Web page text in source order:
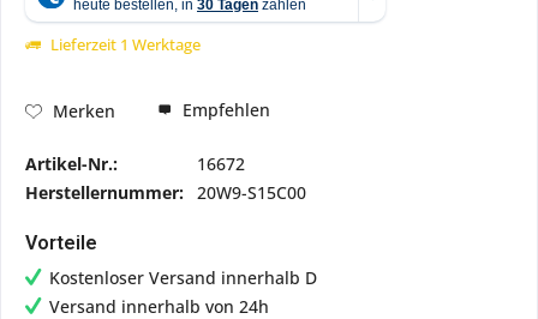
Lieferzeit 1 Werktage
Merken Empfehlen
Artikel-Nr.:
16672
Herstellernummer: 20W9-S15C00
Vorteile
Kostenloser Versand innerhalb D
Versand innerhalb von 24h